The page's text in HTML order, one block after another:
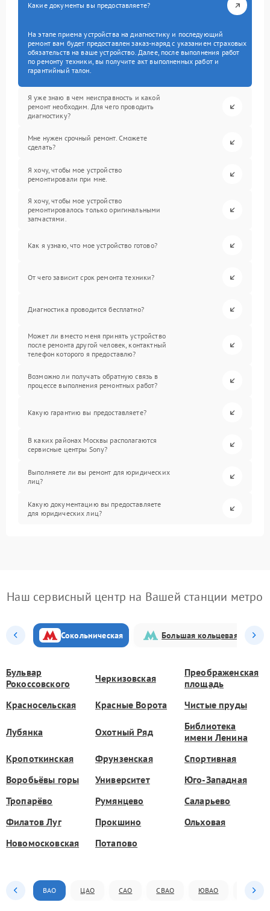
Какие документы вы предоставляете?
На этапе приема устройства на диагностику и последующий
ремонт вам будет предоставлен заказ-наряд с указанием страховых
обязательств на ваше устройство. Далее, после выполнения работ
по ремонту техники, вы получите акт выполненных работ и
гарантийный талон.
Я уже знаю в чем неисправность и какой
ремонт необходим. Для чего проводить
диагностику?
Мне нужен срочный ремонт. Сможете
сделать?
Я хочу, чтобы мое устройство
ремонтировали при мне.
Я хочу, чтобы мое устройство
ремонтировалось только оригинальными
запчастями.
Как я узнаю, что мое устройство готово?
От чего зависит срок ремонта техники?
Диагностика проводится бесплатно?
Может ли вместо меня принять устройство
после ремонта другой человек, контактный
телефон которого я предоставлю?
Возможно ли получать обратную связь в
процессе выполнения ремонтных работ?
Какую гарантию вы предоставляете?
В каких районах Москвы располагаются
сервисные центры Sony?
Выполняете ли вы ремонт для юридических
лиц?
Какую документацию вы предоставляете
для юридических лиц?
Наш сервисный центр на Вашей станции метро
Сокольническая Большая кольцевая
Бульвар
Рокоссовского
Черкизовская
Преображенская
площадь
Красносельская
Красные Ворота Чистые пруды
Лубянка Охотный Ряд
Библиотека
имени Ленина
Кропоткинская
Фрунзенская
Спортивная
Воробьёвы горы
Университет
Юго-Западная
Тропарёво
Румянцево
Саларьево
Филатов Луг
Прокшино
Ольховая
Новомосковская
Потапово
ВАО ЦАО САО СВАО ЮВАО ЮАО